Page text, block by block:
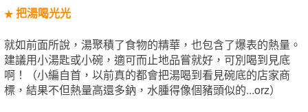
★ 把湯喝光光
就如前面所說，湯聚積了食物的精華，也包含了爆表的熱量。
建議用小湯匙或小碗，適可而止地品嘗就好，可別喝到見底
啊！（小編自首，以前真的都會把湯喝到看見碗底的店家商
標，結果不但熱量高還多鈉，水腫得像個豬頭似的...orz）